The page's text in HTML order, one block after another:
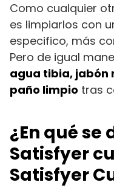
Como cualquier
es limpiarlos con
especifico, más
Pero de igual
agua tibia, jabón
paño limpio tras
¿En qué se
Satisfyer
Satisfyer